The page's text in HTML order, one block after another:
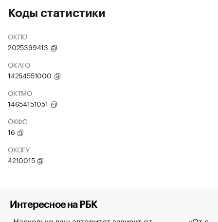
Коды статистики
ОКПО
2025399413
ОКАТО
14254551000
ОКТМО
14654151051
ОКФС
16
ОКОГУ
4210015
Интересное на РБК